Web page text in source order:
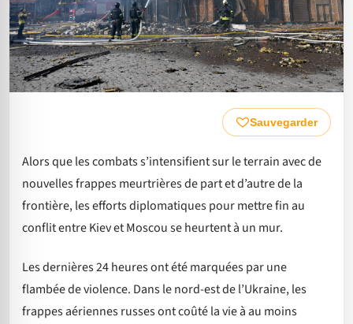
Sauvegarder
Alors que les combats s’intensifient sur le terrain avec de
nouvelles frappes meurtrières de part et d’autre de la
frontière, les efforts diplomatiques pour mettre fin au
conflit entre Kiev et Moscou se heurtent à un mur.
Les dernières 24 heures ont été marquées par une
flambée de violence. Dans le nord-est de l’Ukraine, les
frappes aériennes russes ont coûté la vie à au moins